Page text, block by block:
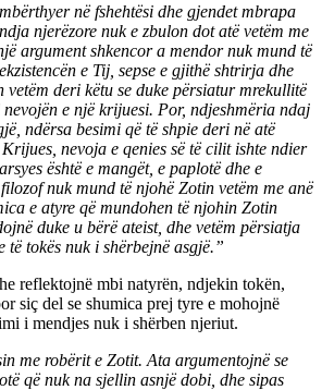
në fshehtësi dhe gjendet mbrapa
njerëzore nuk e zbulon dot atë vetëm me
argument shkencor a mendor nuk mund të
e Tij, sepse e gjithë shtrirja dhe
vetëm deri këtu se duke përsiatur mrekullitë
e një krijuesi. Por, ndjeshmëria ndaj
ndërsa besimi që të shpie deri në atë
nevoja e qenies së të cilit ishte ndier
është e mangët, e paplotë dhe e
nuk mund të njohë Zotin vetëm me anë
e atyre që mundohen të njohin Zotin
duke u bërë ateist, dhe vetëm përsiatja
të tokës nuk i shërbejnë asgjë.”
reflektojnë mbi natyrën, ndjekin tokën,
siç del se shumica prej tyre e mohojnë
i mendjes nuk i shërben njeriut.
me robërit e Zotit. Ata argumentojnë se
që nuk na sjellin asnjë dobi, dhe sipas